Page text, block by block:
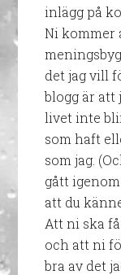
inlägg på
Ni kommer
det jag vill
blogg är att
livet inte
som haft
som jag.
gått
att du
Att ni ska
och att ni
bra av det